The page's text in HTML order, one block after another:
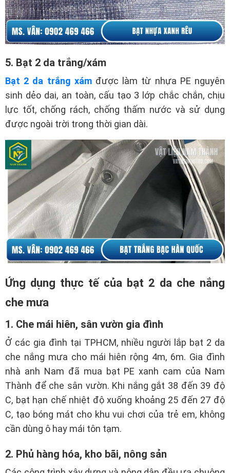
5. Bạt 2 da trắng/xám
Bạt 2 da trắng xámđược làm từ nhựa PE nguyên
sinh dẻo dai, an toàn, cấu tạo 3 lớp chắc chắn, chịu
lực tốt, chống rách, chống thấm nước và sử dụng
được ngoài trời trong thời gian dài.
Ứng dụng thực tế của bạt 2 da che nắng
che mưa
1. Che mái hiên, sân vườn gia đình
Ở các gia đình tại TPHCM, nhiều người lắp bạt 2 da
che nắng mưa cho mái hiên rộng 4m, 6m. Gia đình
nhà anh Nam đã mua bạt PE xanh cam của Nam
Thành để che sân vườn. Khi nắng gắt 38 đến 39 độ
C, bạt hạn chế nhiệt độ xuống khoảng 25 đến 27 độ
C, tạo bóng mát cho khu vui chơi của trẻ em, không
cần dùng ô hay mái tôn tạm.
2. Phủ hàng hóa, kho bãi, nông sản